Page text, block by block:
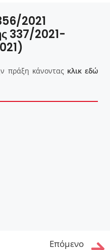
2021
337/2021-
πράξη κάνοντας κλικ εδώ
Επόμενo